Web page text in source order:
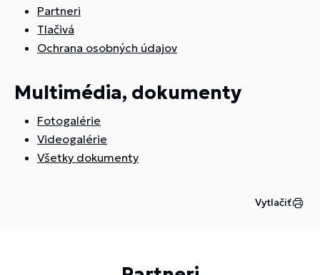
Partneri
Tlačivá
Ochrana osobných údajov
Multimédia, dokumenty
Fotogalérie
Videogalérie
Všetky dokumenty
Vytlačiť